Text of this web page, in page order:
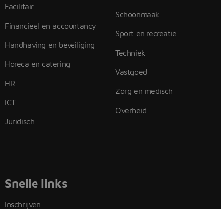
Facilitair
Financieel en accountancy
Handhaving en beveiliging
Horeca en catering
HR
ICT
Juridisch
Schoonmaak
Sport en recreatie
Techniek
Vastgoed
Zorg en medisch
Overheid
Snelle links
Inschrijven